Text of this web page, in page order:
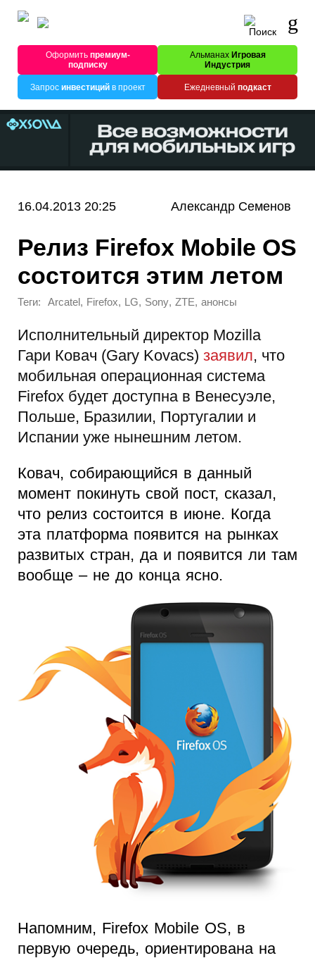
Оформитьпремиум-
подписку
Альманах Игровая
Индустрия
Запрос инвестицийв проект Ежедневный подкаст
16.04.2013 20:25 Александр Семенов
Релиз Firefox Mobile OS
состоится этим летом
Теги: Arcatel , Firefox, LG, Sony, ZTE, анонсы
Исполнительный директор Mozilla
Гари Ковач (Gary Kovacs) заявил, что
мобильная операционная система
Firefox будет доступна в Венесуэле,
Польше, Бразилии, Португалии и
Испании уже нынешним летом.
Ковач, собирающийся в данный
момент покинуть свой пост, сказал,
что релиз состоится в июне. Когда
эта платформа появится на рынках
развитых стран, да и появится ли там
вообще – не до конца ясно.
Напомним, Firefox Mobile OS, в
первую очередь, ориентирована на